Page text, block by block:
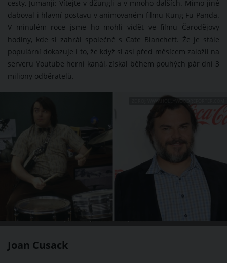
cesty, Jumanji: Vítejte v džungli a v mnoho dalších. Mimo jiné
daboval i hlavní postavu v animovaném filmu Kung Fu Panda.
V minulém roce jsme ho mohli vidět ve filmu Čarodějovy
hodiny, kde si zahrál společně s Cate Blanchett. Že je stále
populární dokazuje i to, že když si asi před měsícem založil na
serveru Youtube herní kanál, získal během pouhých pár dní 3
miliony odběratelů.
Jack Black je stále oblíbený herec.
ZDROJ: WWW.HOLLYWOODREPORTER.COM
Joan Cusack